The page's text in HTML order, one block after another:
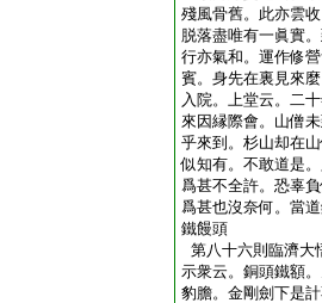
殘風骨舊。此亦雲
脱落盡唯有一眞實
行亦氣和。運作修
賓。身先在裏見來
入院。上堂云。二
來因縁際會。山僧
乎來到。杉山却在
似知有。不敢道是
爲甚不全許。恐辜
爲甚也沒奈何。當
鐵饅頭
第八十六則臨濟大
示衆云。銅頭鐵額
豹膽。金剛劍下是